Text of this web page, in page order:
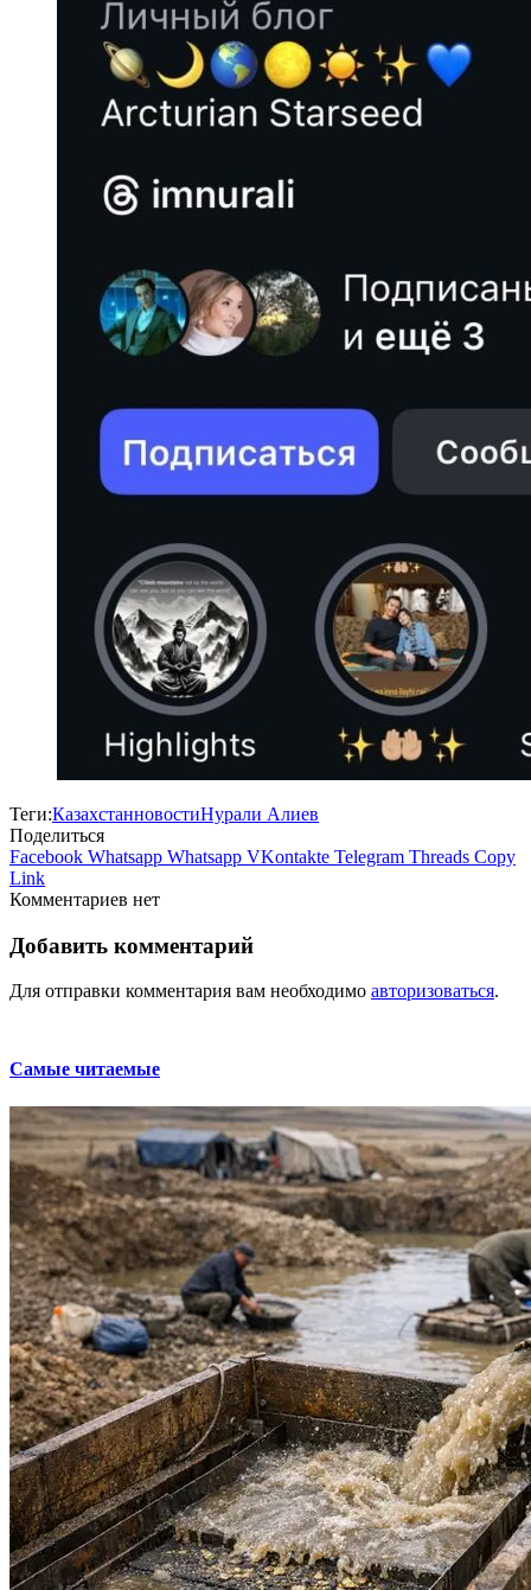
Теги:КазахстанновостиНурали Алиев
Поделиться
Facebook Whatsapp Whatsapp VKontakte Telegram Threads Copy
Link
Комментариев нет
Добавить комментарий
Для отправки комментария вам необходимо авторизоваться.
Самые читаемые